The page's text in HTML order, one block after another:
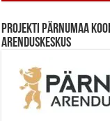
Projekti Pärnumaa
Arenduskeskus